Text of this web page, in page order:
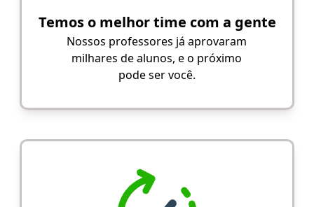
Temos o melhor time com a gente
Nossos professores já aprovaram
milhares de alunos, e o próximo
pode ser você.